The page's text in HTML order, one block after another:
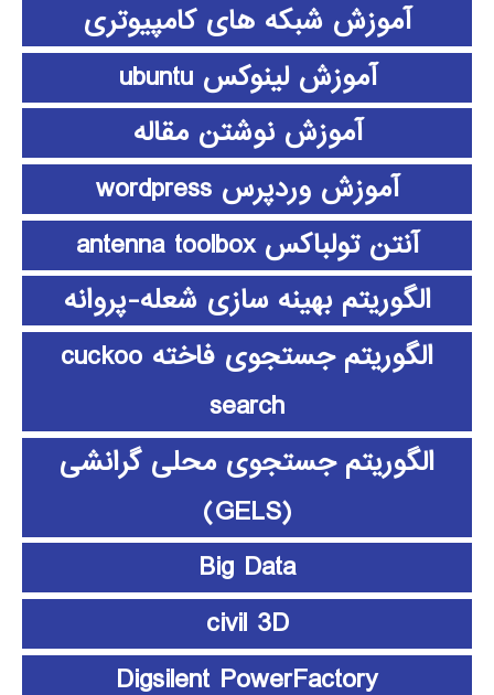
آموزش شبکه های کامپیوتری
آموزش لینوکس ubuntu
آموزش نوشتن مقاله
آموزش وردپرس wordpress
آنتن تولباکس antenna toolbox
الگوریتم بهینه سازی شعله-پروانه
الگوریتم جستجوی فاخته cuckoo
search
الگوریتم جستجوی محلی گرانشی
(GELS)
Big Data
civil 3D
Digsilent PowerFactory